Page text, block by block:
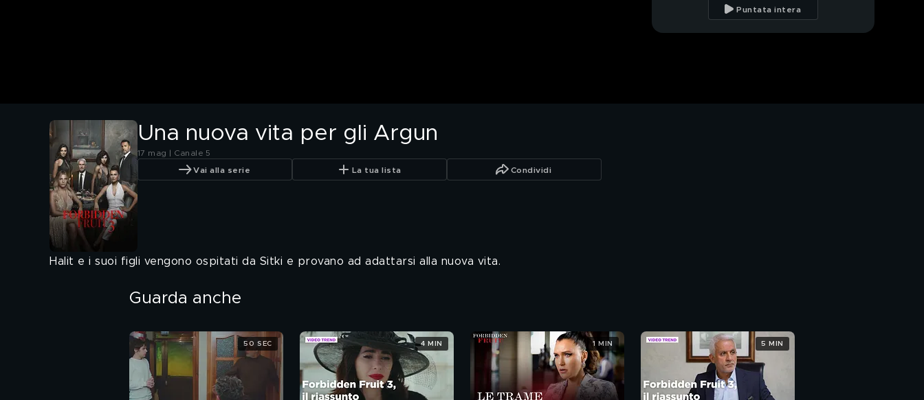
Puntata intera
Una nuova vita per gli Argun
17 mag | Canale 5
Vai alla serie La tua lista Condividi
Halit e i suoi figli vengono ospitati da Sitki e provano ad adattarsi alla nuova vita.
Guarda anche
50 SEC 4 MIN 1 MIN 5 MIN